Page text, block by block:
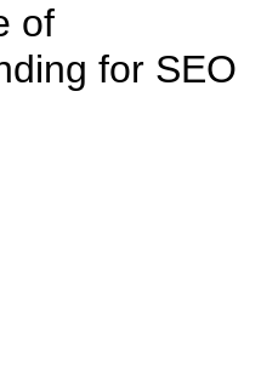
of
for SEO